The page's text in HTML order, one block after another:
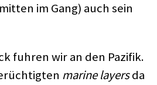
im Gang) auch sein
fuhren wir an den Pazifik.
marine layersda